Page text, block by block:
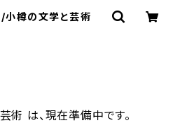
樽の文学と芸術
術 は、現在準備中です。